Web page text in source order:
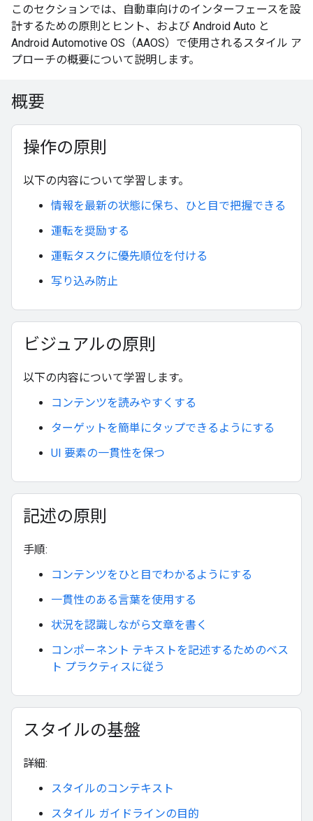
このセクションでは、自動車向けのインターフェースを設
計するための原則とヒント、および Android Auto と
Android Automotive OS（AAOS）で使用されるスタイル ア
プローチの概要について説明します。
概要
操作の原則
以下の内容について学習します。
情報を最新の状態に保ち、ひと目で把握できる
運転を奨励する
運転タスクに優先順位を付ける
写り込み防止
ビジュアルの原則
以下の内容について学習します。
コンテンツを読みやすくする
ターゲットを簡単にタップできるようにする
UI 要素の一貫性を保つ
記述の原則
手順:
コンテンツをひと目でわかるようにする
一貫性のある言葉を使用する
状況を認識しながら文章を書く
コンポーネント テキストを記述するためのベス
ト プラクティスに従う
スタイルの基盤
詳細:
スタイルのコンテキスト
スタイル ガイドラインの目的